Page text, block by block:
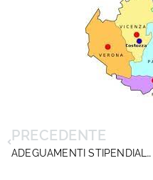
PRECEDENTE
ADEGUAMENTI STIPENDIALI: DIRIGENTISCUOLA SOLLECITA L’RTS DI LECCE